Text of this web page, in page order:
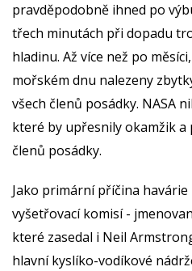
pravděpodobně ihned po
třech minutách při dopadu
hladinu. Až více než po
mořském dnu nalezeny
všech členů posádky. NASA
které by upřesnily okamžik
členů posádky.
Jako primární příčina
vyšetřovací komisí -
které zasedal i Neil
hlavní kyslíko-vodíkové